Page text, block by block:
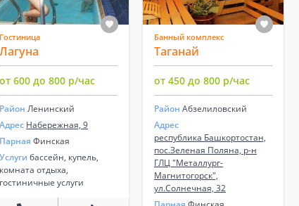
Гостиница
Лагуна
от 600 до 800 р/час
Район Ленинский
Адрес Набережная, 9
Парная Финская
Услуги бассейн, купель,
комната отдыха,
гостиничные услуги
Банный комплекс
Таганай
от 450 до 800 р/час
Район Абзелиловский
Адрес
республика Башкортостан,
пос.Зеленая Поляна, р-н
ГЛЦ "Металлург-
Магнитогорск",
ул.Солнечная, 32